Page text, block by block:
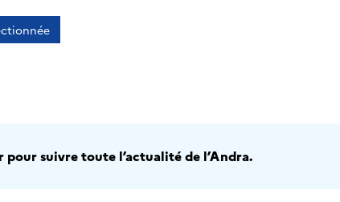
suivre toute l’actualité de l’Andra.